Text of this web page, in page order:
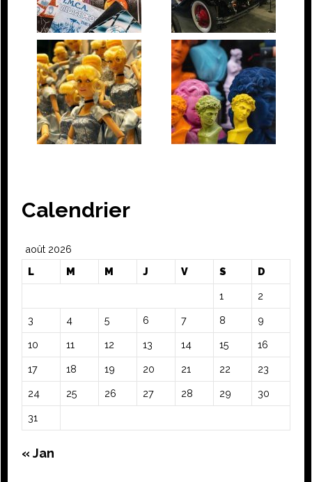
Calendrier
août 2026
L
M M J V S D
1 2
3 4 5 6 7 8 9
10 11 12 13 14 15 16
17 18 19 20 21 22 23
24 25 26 27 28 29 30
31
« Jan